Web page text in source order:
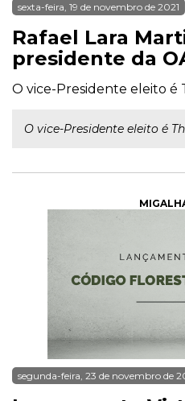
sexta-feira, 19 de novembro de 2021
Rafael Lara
presidente da
O vice-Presidente eleito é
O vice-Presidente eleito é
segunda-feira, 23 de novembro de